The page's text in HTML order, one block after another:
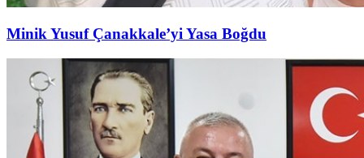
Minik Yusuf Çanakkale’yi Yasa Boğdu